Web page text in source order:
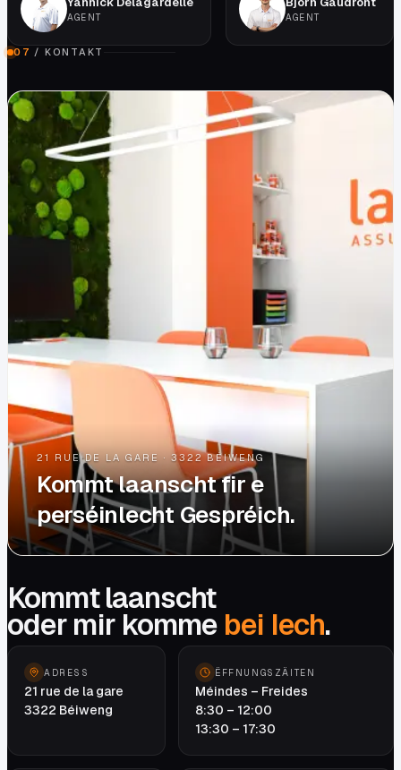
AGENT AGENT
07 / KONTAKT
21 RUE DE LA GARE · 3322 BÉIWENG
Kommt laanscht fir e
perséinlecht Gespréich.
Kommt laanscht
oder mir komme bei Iech.
ADRESS
21 rue de la gare
3322 Béiweng
ËFFNUNGSZÄITEN
Méindes – Freides
8:30 – 12:00
13:30 – 17:30